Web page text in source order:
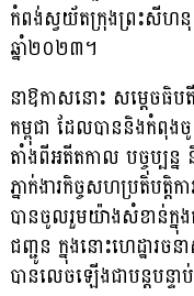
កំពង់ស្វយ័តក្រុង​ព្រះ​សី​ហ​នុ
ឆ្នាំ២០២៣។
នាឱកាសនោះ សម្ដេចធិ
កម្ពុជា ដែលបាននិងកំពុង
តាំងពីអតីតកាល បច្ចុប្បន្
ភ្នាក់ងារកិច្ចសហប្រតិបត្
បានចូលរួមយ៉ាងសំខាន់ក្នុ
ជញ្ជូន ក្នុងនោះហេដ្ឋារច
បានលេចឡើងជាបន្តបន្ទា